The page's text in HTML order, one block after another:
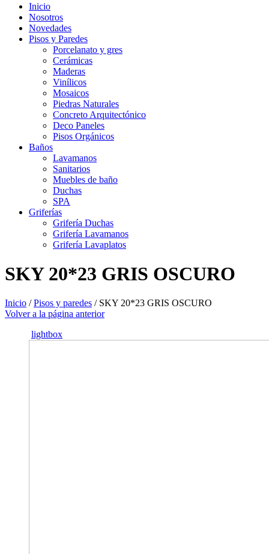
Inicio
Nosotros
Novedades
Pisos y Paredes
Porcelanato y gres
Cerámicas
Maderas
Vinílicos
Mosaicos
Piedras Naturales
Concreto Arquitectónico
Deco Paneles
Pisos Orgánicos
Baños
Lavamanos
Sanitarios
Muebles de baño
Duchas
SPA
Griferías
Grifería Duchas
Grifería Lavamanos
Grifería Lavaplatos
SKY 20*23 GRIS OSCURO
Inicio / Pisos y paredes /SKY 20*23 GRIS OSCURO
Volver a la página anterior
lightbox